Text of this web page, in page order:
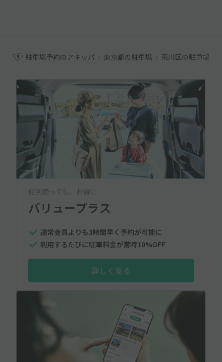
駐車場予約のアキッパ 東京都の駐車場 荒川区の駐車場
何回使っても、お得に
バリュープラス
通常会員よりも3時間早く予約が可能に
利用するたびに駐車料金が常時10%OFF
詳しく見る